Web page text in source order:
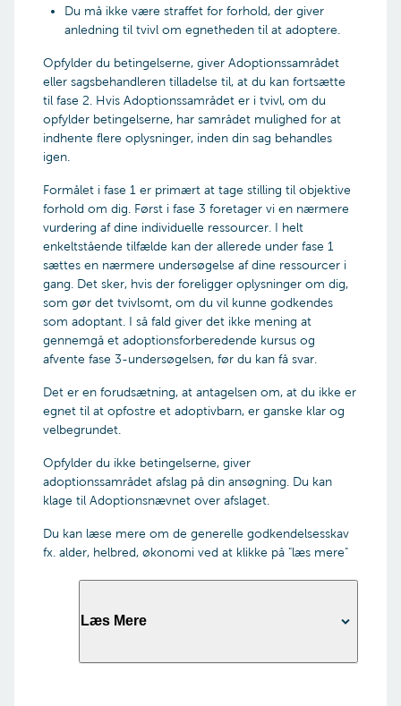
Hvis du ikke ønsker, at sagen sættes i bero, har
du krav på, at den realitetsbehandles. Du har
godkendelse – hvis du ikke er 22 uger henne i
graviditeten – udskydes til dette tidspunkt, hvor
der er en vis sikkerhed for, at graviditeten lykkes.
I forbindelse med en realitetsbehandling skal
familiesituation, adoptivbarnet vil skulle indgå i.
Det vil være vanskeligt at vurdere, hvilken
betydning det at få et barn vil have for ansøgerne
som familie og for deres ressourcer i forhold til
adoptivbarnet.
Du må ikke være straffet for forhold, der giver
anledning til tvivl om egnetheden til at adoptere.
Opfylder du betingelserne, giver Adoptionssamrådet
eller sagsbehandleren tilladelse til, at du kan fortsætte
til fase 2. Hvis Adoptionssamrådet er i tvivl, om du
opfylder betingelserne, har samrådet mulighed for at
indhente flere oplysninger, inden din sag behandles
igen.
Formålet i fase 1 er primært at tage stilling til objektive
forhold om dig. Først i fase 3 foretager vi en nærmere
vurdering af dine individuelle ressourcer. I helt
enkeltstående tilfælde kan der allerede under fase 1
sættes en nærmere undersøgelse af dine ressourcer i
gang. Det sker, hvis der foreligger oplysninger om dig,
som gør det tvivlsomt, om du vil kunne godkendes
som adoptant. I så fald giver det ikke mening at
gennemgå et adoptionsforberedende kursus og
afvente fase 3-undersøgelsen, før du kan få svar.
Det er en forudsætning, at antagelsen om, at du ikke er
egnet til at opfostre et adoptivbarn, er ganske klar og
velbegrundet.
Opfylder du ikke betingelserne, giver
adoptionssamrådet afslag på din ansøgning. Du kan
klage til Adoptionsnævnet over afslaget.
Du kan læse mere om de generelle godkendelsesskav
fx. alder, helbred, økonomi ved at klikke på "læs mere"
Læs Mere